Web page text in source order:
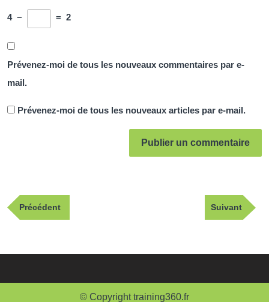
4 − = 2
Prévenez-moi de tous les nouveaux commentaires par e-
mail.
Prévenez-moi de tous les nouveaux articles par e-mail.
Navigation
dePublication
précédente
Précédent
Article
suivant
Suivant
© Copyright training360.fr